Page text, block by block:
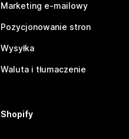
Marketing e-mailowy
Pozycjonowanie stron
Wysyłka
Waluta i tłumaczenie
Shopify